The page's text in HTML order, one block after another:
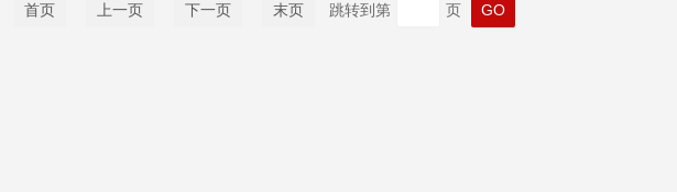
首页 上一页 下一页 末页 跳转到第 页